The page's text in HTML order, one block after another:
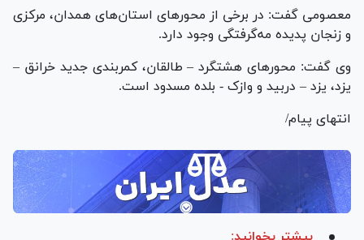
معصومی گفت: در برخی از محور‌های استان‌های همدان، مرکزی
و زنجان پدیده مه‌گرفتگی وجود دارد.
وی گفت: محور‌های هشتگرد – طالقان، کمربندی جدید خرانق –
یزد، یزد – دربید و وازک - بلده مسدود است.
انتهای پیام/
بیشتر بخوانید: